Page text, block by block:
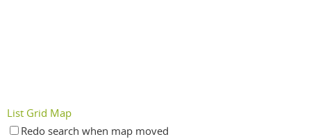
List Grid Map
Redo search when map moved